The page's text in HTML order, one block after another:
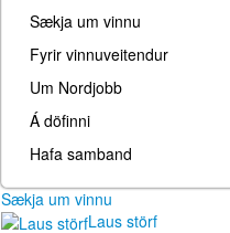
Sækja um vinnu
Fyrir vinnuveitendur
Um Nordjobb
Á döfinni
Hafa samband
Sækja um vinnu
Laus störf